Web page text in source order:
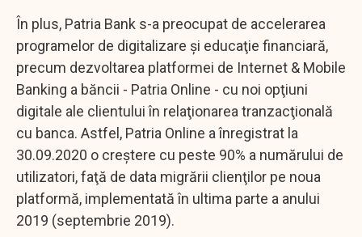
În plus, Patria Bank s-a preocupat de accelerarea
programelor de digitalizare şi educaţie financiară,
precum dezvoltarea platformei de Internet & Mobile
Banking a băncii - Patria Online - cu noi opţiuni
digitale ale clientului în relaţionarea tranzacţională
cu banca. Astfel, Patria Online a înregistrat la
30.09.2020 o creştere cu peste 90% a numărului de
utilizatori, faţă de data migrării clienţilor pe noua
platformă, implementată în ultima parte a anului
2019 (septembrie 2019).